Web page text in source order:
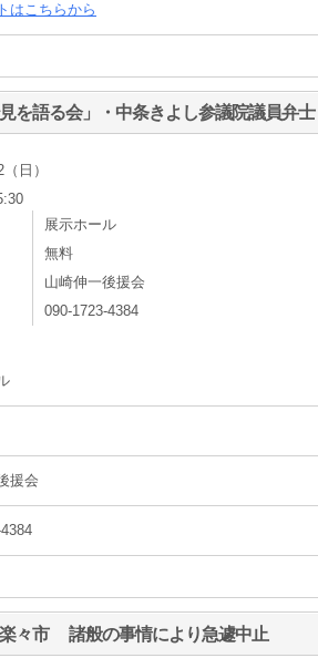
はこちらから
を語る会」・中条きよし参議院議員弁士
日）
展示ホール
無料
山崎伸一後援会
090-1723-4384
援会
々市 諸般の事情により急遽中止